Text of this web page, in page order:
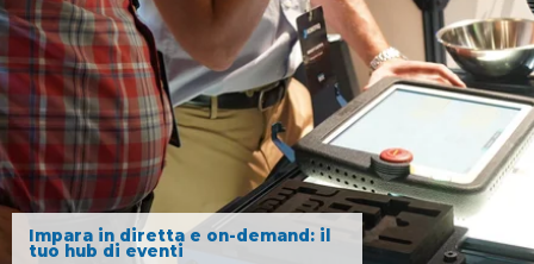
Impara in diretta e on-demand: il
tuo hub di eventi